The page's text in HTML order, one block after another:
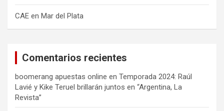
CAE en Mar del Plata
Comentarios recientes
boomerang apuestas online en Temporada 2024: Raúl
Lavié y Kike Teruel brillarán juntos en “Argentina, La
Revista”